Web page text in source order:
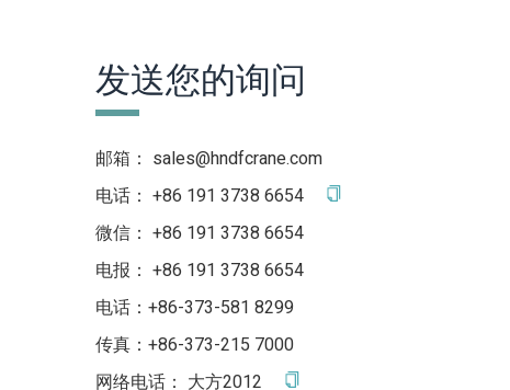
发送您的询问
邮箱： sales@hndfcrane.com
电话： +86 191 3738 6654
微信： +86 191 3738 6654
电报： +86 191 3738 6654
电话：+86-373-581 8299
传真：+86-373-215 7000
网络电话： 大方2012